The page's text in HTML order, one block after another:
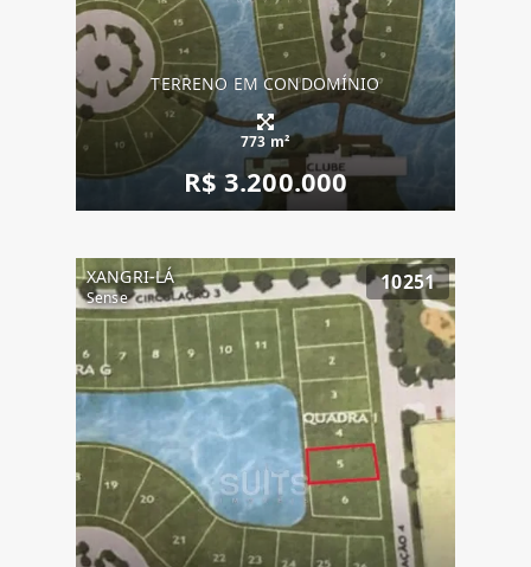
TERRENO EM CONDOMÍNIO
773 m²
R$ 3.200.000
XANGRI-LÁ
Sense
10251